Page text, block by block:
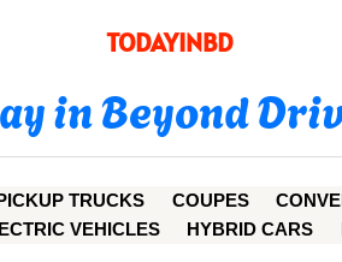
TODAYINBD
in Beyond
TRUCKS COUPES
VEHICLES HYBRID CARS